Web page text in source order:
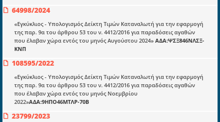
64998/2024
«Εγκύκλιος - Υπολογισμός Δείκτη Τιμών Καταναλωτή για την εφαρμογή
της παρ. 9α του άρθρου 53 του ν. 4412/2016 για παραδόσεις αγαθών
που έλαβαν χώρα εντός του μηνός Αυγούστου 2024» ΑΔΑ:ΨΣΞ846ΝΛΣΞ-
ΚΝΠ
108595/2022
«Εγκύκλιος - Υπολογισμός Δείκτη Τιμών Καταναλωτή για την εφαρμογή
της παρ. 9α του άρθρου 53 του ν. 4412/2016 για παραδόσεις αγαθών
που έλαβαν χώρα εντός του μηνός Νοεμβρίου
2022»ΑΔΑ:9ΗΠΟ46ΜΤΛΡ-70Β
23799/2023
Υπουργικές αποφάσεις
Νομολογία και Γνωμοδοτήσεις ΝΣΚ
Πληροφορίες
Είσοδος
Εγγραφή
Οδηγίες Εγγραφής
Βοηθός Αναζήτησης